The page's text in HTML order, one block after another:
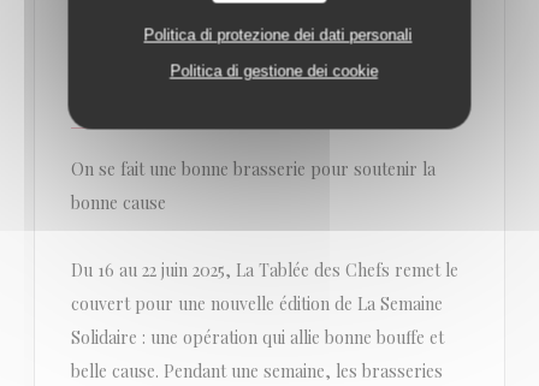
Politica di protezione dei dati personali
Politica di gestione dei cookie
QUE FAIRE À PARIS CETTE SEMAINE ? (16-
22 JUIN) // LE BONBON
On se fait une bonne brasserie pour soutenir la
bonne cause
Du 16 au 22 juin 2025, La Tablée des Chefs remet le
couvert pour une nouvelle édition de La Semaine
Solidaire : une opération qui allie bonne bouffe et
belle cause. Pendant une semaine, les brasseries